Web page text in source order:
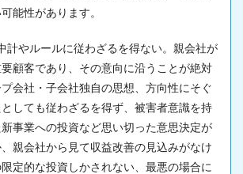
能性があります。
計やルールに従わざるを得ない。親会社が
顧客であり、その意向に沿うことが絶対
会社・子会社独自の思想、方向性にそぐ
しても従わざるを得ず、被害者意識を持
事業への投資など思い切った意思決定が
親会社から見て収益改善の見込みがなけ
定的な投資しかされない、最悪の場合に